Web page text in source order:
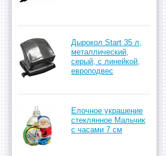
Дырокол Start 35 л,
металлический,
серый, с линейкой,
европодвес
Елочное украшение
стеклянное Мальчик
с часами 7 см